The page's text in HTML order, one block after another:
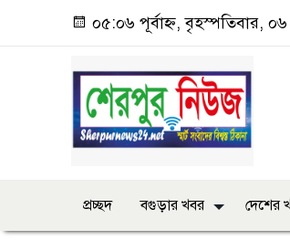
০৫:০৬ পূর্বাহ্ন, বৃহস্পতিবার,
প্রচ্ছদ বগুড়ার খবর দেশের